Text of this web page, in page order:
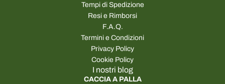
Tempi di Spedizione
Resi e Rimborsi
F.A.Q.
Termini e Condizioni
Privacy Policy
Cookie Policy
I nostri blog
CACCIA A PALLA